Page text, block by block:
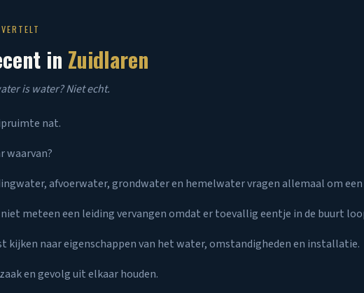
in Zuidlaren
is water? Niet echt.
nat.
waarvan?
afvoerwater, grondwater en hemelwater vragen allemaal om
niet meteen een leiding vervangen omdat er toevallig eentje in de buurt
kijken naar eigenschappen van het water, omstandigheden en installatie.
en gevolg uit elkaar houden.